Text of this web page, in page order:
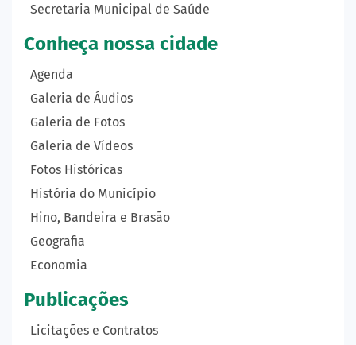
Secretaria Municipal de Saúde
Conheça nossa cidade
Agenda
Galeria de Áudios
Galeria de Fotos
Galeria de Vídeos
Fotos Históricas
História do Município
Hino, Bandeira e Brasão
Geografia
Economia
Publicações
Licitações e Contratos